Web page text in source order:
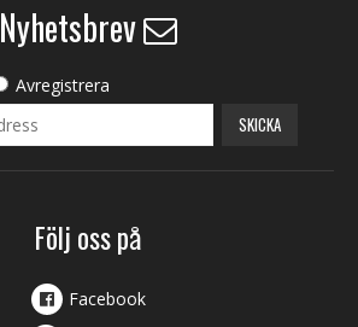
Nyhetsbrev
Avregistrera
SKICKA
Följ oss på
Facebook